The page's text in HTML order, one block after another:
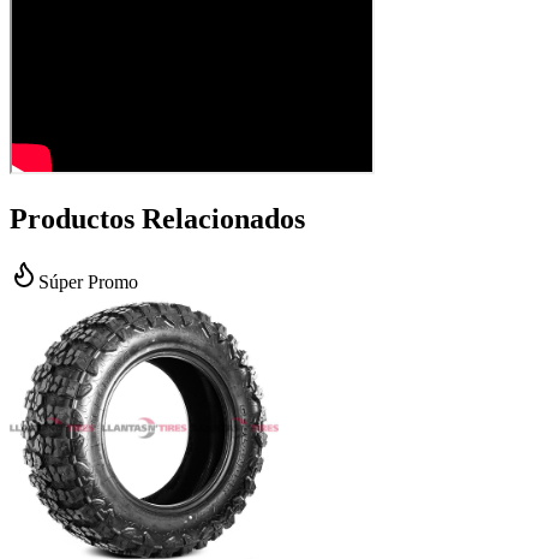
Productos Relacionados
Súper Promo